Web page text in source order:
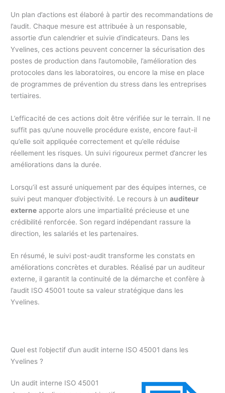
Un plan d’actions est élaboré à partir des recommandations de
l’audit. Chaque mesure est attribuée à un responsable,
assortie d’un calendrier et suivie d’indicateurs. Dans les
Yvelines, ces actions peuvent concerner la sécurisation des
postes de production dans l’automobile, l’amélioration des
protocoles dans les laboratoires, ou encore la mise en place
de programmes de prévention du stress dans les entreprises
tertiaires.
L’efficacité de ces actions doit être vérifiée sur le terrain. Il ne
suffit pas qu’une nouvelle procédure existe, encore faut-il
qu’elle soit appliquée correctement et qu’elle réduise
réellement les risques. Un suivi rigoureux permet d’ancrer les
améliorations dans la durée.
Lorsqu’il est assuré uniquement par des équipes internes, ce
suivi peut manquer d’objectivité. Le recours à unauditeur
externe apporte alors une impartialité précieuse et une
crédibilité renforcée. Son regard indépendant rassure la
direction, les salariés et les partenaires.
En résumé, le suivi post-audit transforme les constats en
améliorations concrètes et durables. Réalisé par un auditeur
externe, il garantit la continuité de la démarche et confère à
l’audit ISO 45001 toute sa valeur stratégique dans les
Yvelines.
Quel est l’objectif d’un audit interne ISO 45001 dans les
Yvelines ?
Un audit interne ISO 45001